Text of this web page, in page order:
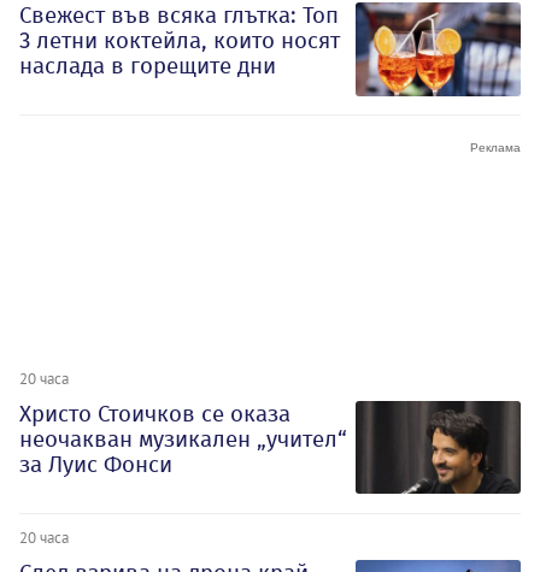
Свежест във всяка глътка: Топ
3 летни коктейла, които носят
наслада в горещите дни
20 часа
Христо Стоичков се оказа
неочакван музикален „учител“
за Луис Фонси
20 часа